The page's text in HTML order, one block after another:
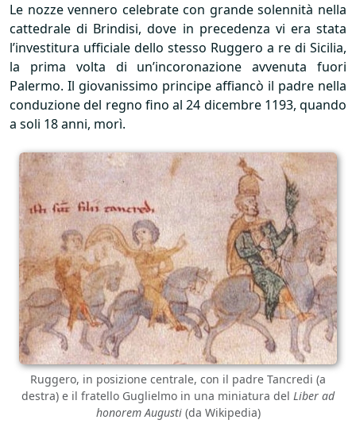
Le nozze vennero celebrate con grande solennità nella
cattedrale di Brindisi, dove in precedenza vi era stata
l’investitura ufficiale dello stesso Ruggero a re di Sicilia,
la prima volta di un’incoronazione avvenuta fuori
Palermo. Il giovanissimo principe affiancò il padre nella
conduzione del regno fino al 24 dicembre 1193, quando
a soli 18 anni, morì.
Ruggero, in posizione centrale, con il padre Tancredi (a
destra) e il fratello Guglielmo in una miniatura del Liber ad
honorem Augusti(da Wikipedia)